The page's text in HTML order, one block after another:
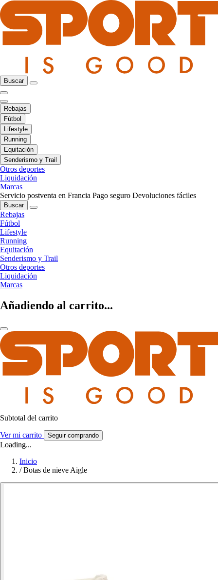
Buscar
Rebajas
Fútbol
Lifestyle
Running
Equitación
Senderismo y Trail
Otros deportes
Liquidación
Marcas
Servicio postventa en Francia Pago seguro Devoluciones fáciles
Buscar
Rebajas
Fútbol
Lifestyle
Running
Equitación
Senderismo y Trail
Otros deportes
Liquidación
Marcas
Añadiendo al carrito...
Subtotal del carrito
Ver mi carrito Seguir comprando
Loading...
Inicio
/ Botas de nieve Aigle